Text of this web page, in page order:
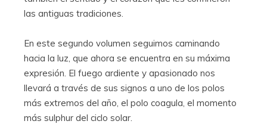
las antiguas tradiciones.
En este segundo volumen seguimos caminando
hacia la luz, que ahora se encuentra en su máxima
expresión. El fuego ardiente y apasionado nos
llevará a través de sus signos a uno de los polos
más extremos del año, el polo coagula, el momento
más sulphur del ciclo solar.